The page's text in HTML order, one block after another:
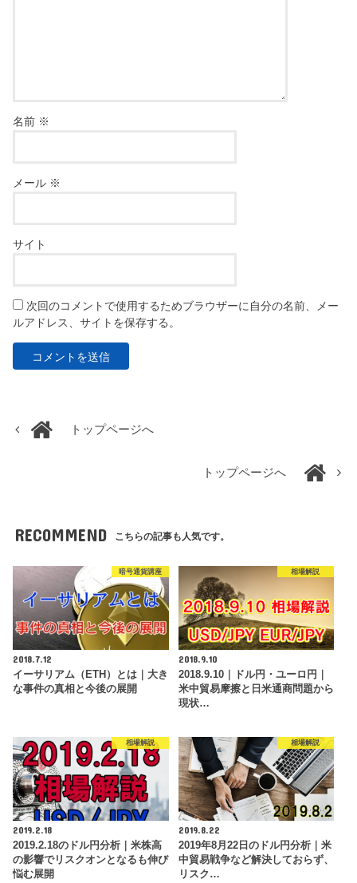
名前 ※
メール ※
サイト
次回のコメントで使用するためブラウザーに自分の名前、メー
ルアドレス、サイトを保存する。
トップページへ
トップページへ
RECOMMEND こちらの記事も人気です。
暗号通貨講座
2018.7.12
イーサリアム（ETH）とは｜大き
な事件の真相と今後の展開
相場解説
2018.9.10
2018.9.10｜ドル円・ユーロ円｜
米中貿易摩擦と日米通商問題から
現状…
相場解説
2019.2.18
2019.2.18のドル円分析｜米株高
の影響でリスクオンとなるも伸び
悩む展開
相場解説
2019.8.22
2019年8月22日のドル円分析｜米
中貿易戦争など解決しておらず、
リスク…